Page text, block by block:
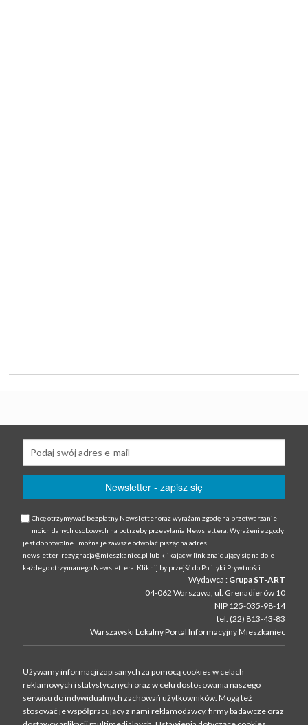
Chcę otrzymywać bezpłatny Newsletter oraz wyrażam zgodę na przetwarzanie
moich danych osobowych na potrzeby przesyłania Newslettera. Wyrażenie zgody
jest dobrowolne i można je zawsze odwołać pisząc na adres
newsletter_rezygnacja@mieszkaniec.pl lub klikając w link znajdujący się na dole
każdego otrzymanego Newslettera. Kliknij by przejść do Polityki Prywtności.
Wydawca : Grupa ST-ART
04-062 Warszawa, ul. Grenadierów 10
NIP 125-035-98-14
tel. (22) 813-43-83
Warszawski Lokalny Portal Informacyjny Mieszkaniec
Używamy informacji zapisanych za pomocą cookies w celach
reklamowych i statystycznych oraz w celu dostosowania naszego
serwisu do indywidualnych zachowań użytkowni­ków. Mogą też
stosować je współpracujący z nami reklamodawcy, firmy badawcze oraz